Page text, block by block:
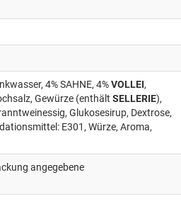
4% SAHNE, 4%VOLLEI,
Gewürze (enthält SELLERIE),
Glukosesirup, Dextrose,
E301, Würze, Aroma,
angegebene